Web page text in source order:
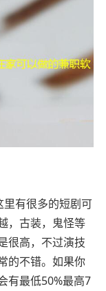
有很多的短剧可
，古装，鬼怪等
很高，不过演技
的不错。如果你
有最低50%最高7